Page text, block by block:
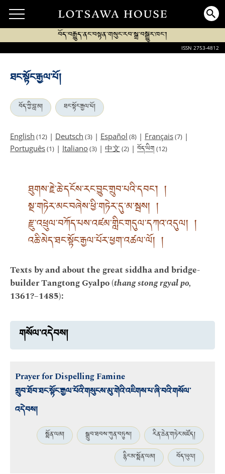
བོད་བརྒྱུད་ནང་བསྟན་གསུང་རབ་སྒྲ་བསྒྱུར་ཁང་།
ISSN 2753-4812
ཐང་སྟོང་རྒྱལ་པོ།
བོད་ཀྱི་བླ་མ། ཐང་སྟོང་རྒྱལ་པོ།
English (12) | Deutsch (3) | Español (8) | Français(7) |
Português(1) | Italiano(3) | 中文 (2) | བོད་ཡིག (12)
ཐུགས་རྗེ་ཆེ་དངོས་རང་བྱུང་གྲུབ་པའི་དབང་། །
སྔ་གཏེར་མང་བཞེས་ཕྱི་གཏེར་དུ་མ་སྦས། །
རྫུ་འཕྲུལ་བཀོད་པས་འཛམ་གླིང་གདུལ་དཀའ་འདུལ། །
འཆི་མེད་ཐང་སྟོང་རྒྱལ་པོར་ཕྱག་འཚལ་ལོ། །
Texts by and about the great siddha and bridge-
builder Tangtong Gyalpo (thang stong rgyal po,
1361?–1485):
གསོལ་འདེབས།
Prayer for Dispelling Famine
གྲུབ་ཐོབ་ཐང་སྟོང་རྒྱལ་པོའི་གསུངས་མུ་གེའི་འཇིགས་པ་ཞི་བའི་གསོལ་
འདེབས།
སྨོན་ལམ། སྒྲུབ་ཐབས་ཀུན་བཏུས།
རིན་ཆེན་གཏེར་མཛོད།
རྙིང་མ་སྨོན་ལམ།
བོད་ཡུལ།